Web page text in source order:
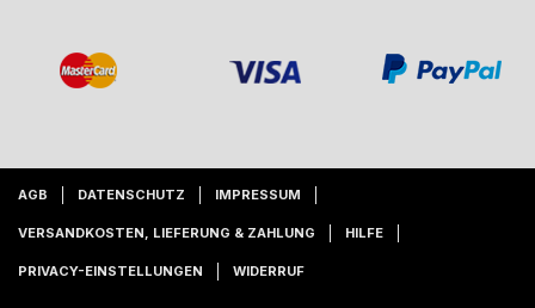
AGB DATENSCHUTZ IMPRESSUM
VERSANDKOSTEN, LIEFERUNG & ZAHLUNG HILFE
PRIVACY-EINSTELLUNGEN WIDERRUF